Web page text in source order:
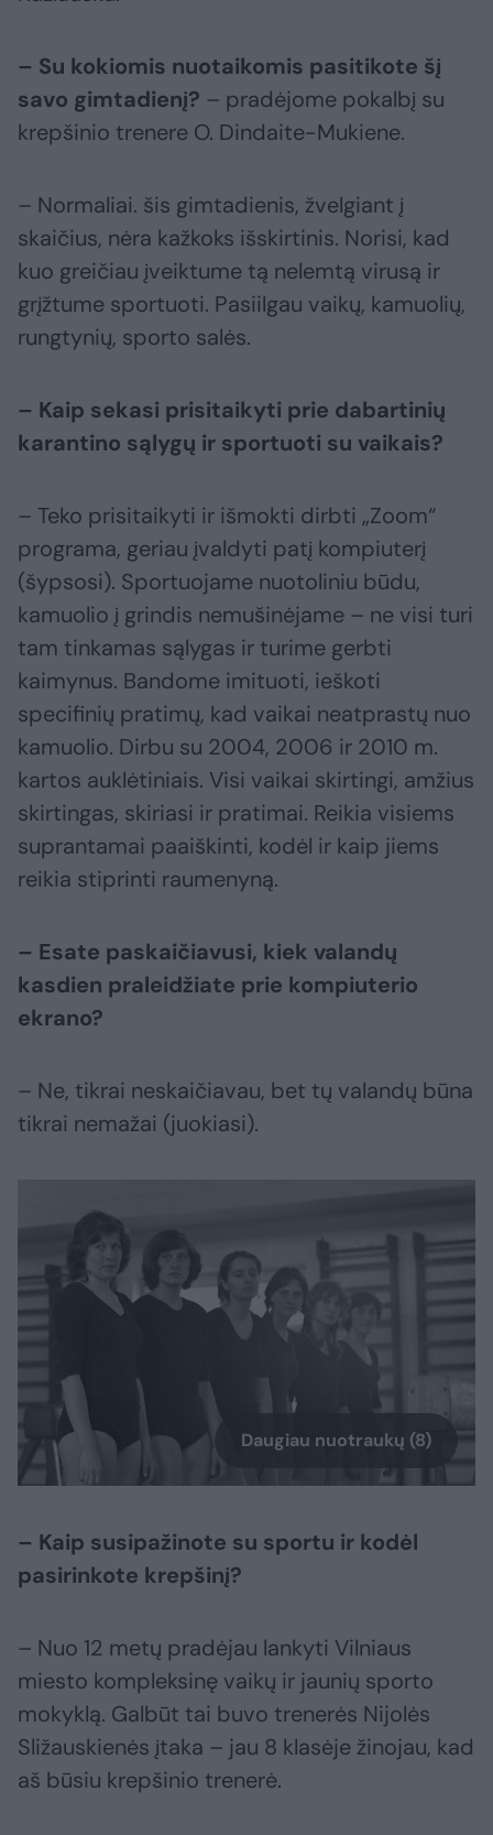
– Su kokiomis nuotaikomis pasitikote šį
savo gimtadienį? – pradėjome pokalbį su
krepšinio trenere O. Dindaite-Mukiene.
– Normaliai. šis gimtadienis, žvelgiant į
skaičius, nėra kažkoks išskirtinis. Norisi, kad
kuo greičiau įveiktume tą nelemtą virusą ir
grįžtume sportuoti. Pasiilgau vaikų, kamuolių,
rungtynių, sporto salės.
– Kaip sekasi prisitaikyti prie dabartinių
karantino sąlygų ir sportuoti su vaikais?
– Teko prisitaikyti ir išmokti dirbti „Zoom“
programa, geriau įvaldyti patį kompiuterį
(šypsosi). Sportuojame nuotoliniu būdu,
kamuolio į grindis nemušinėjame – ne visi turi
tam tinkamas sąlygas ir turime gerbti
kaimynus. Bandome imituoti, ieškoti
specifinių pratimų, kad vaikai neatprastų nuo
kamuolio. Dirbu su 2004, 2006 ir 2010 m.
kartos auklėtiniais. Visi vaikai skirtingi, amžius
skirtingas, skiriasi ir pratimai. Reikia visiems
suprantamai paaiškinti, kodėl ir kaip jiems
reikia stiprinti raumenyną.
– Esate paskaičiavusi, kiek valandų
kasdien praleidžiate prie kompiuterio
ekrano?
– Ne, tikrai neskaičiavau, bet tų valandų būna
tikrai nemažai (juokiasi).
Daugiau nuotraukų (8)
– Kaip susipažinote su sportu ir kodėl
pasirinkote krepšinį?
– Nuo 12 metų pradėjau lankyti Vilniaus
miesto kompleksinę vaikų ir jaunių sporto
mokyklą. Galbūt tai buvo trenerės Nijolės
Sližauskienės įtaka – jau 8 klasėje žinojau, kad
aš būsiu krepšinio trenerė.